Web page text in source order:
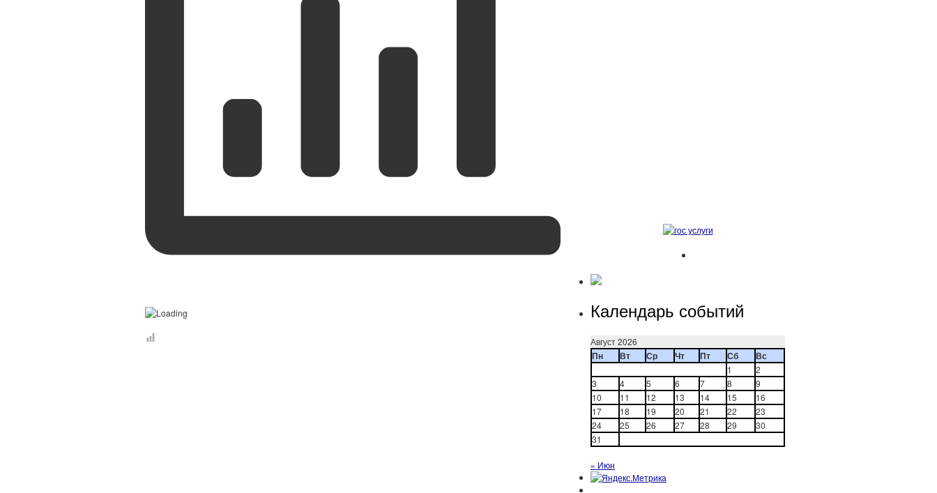
Календарь событий
Август 2026
Пн Вт Ср Чт Пт Сб Вс
1
2
3
4 5 6 7 8
9
10
11 12 13 14 15
16
17
18 19 20 21 22
23
24
25 26 27 28 29
30
31
« Июн